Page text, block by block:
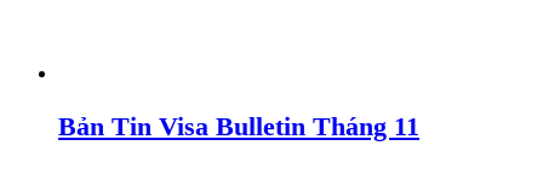
Bản Tin Visa Bulletin Tháng 11